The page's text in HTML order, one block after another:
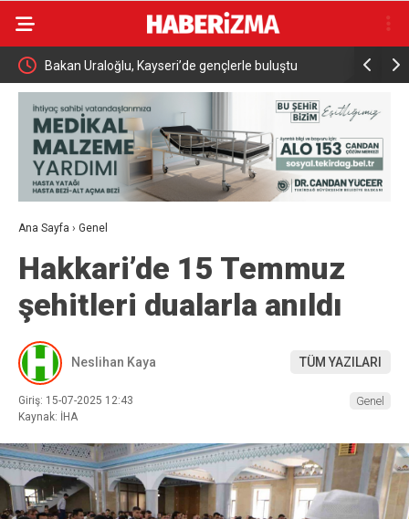
Bakan Uraloğlu, Kayseri’de gençlerle buluştu
müdahale
Ana Sayfa › Genel
Hakkari’de 15 Temmuz
şehitleri dualarla anıldı
Neslihan Kaya TÜM YAZILARI
Giriş: 15-07-2025 12:43
Kaynak: İHA
Genel